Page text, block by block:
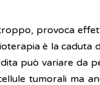
provoca
è la
può variare da
tumorali ma